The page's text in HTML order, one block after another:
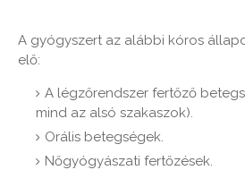
A gyógyszert az alábbi kóros
elő:
A légzőrendszer fertőző
mind az alsó szakaszok).
Orális betegségek.
Nőgyógyászati ​​fertőzések.